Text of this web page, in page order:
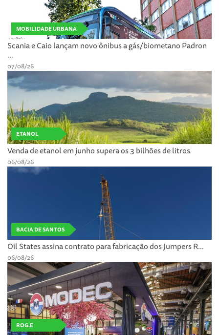
MOBILIDADE URBANA
Scania e Caio lançam novo ônibus a gás/biometano Padron
...
07/08/26
ETANOL
Venda de etanol em junho supera os 3 bilhões de litros
06/08/26
BACIA DE SANTOS
Oil States assina contrato para fabricação dos Jumpers R...
06/08/26
ROG.E